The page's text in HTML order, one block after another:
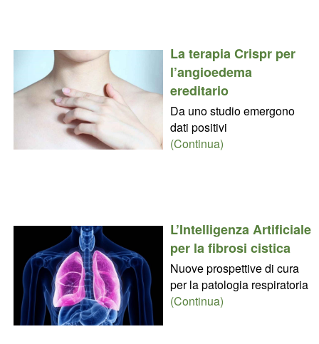
La terapia Crispr per
l’angioedema
ereditario
Da uno studio emergono
dati positivi
(Continua)
L’Intelligenza Artificiale
per la fibrosi cistica
Nuove prospettive di cura
per la patologia respiratoria
(Continua)